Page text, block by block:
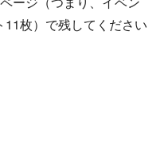
11枚）で残してください